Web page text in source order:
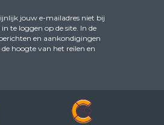
jouw e-mailadres niet bij
te loggen op de site. In de
en aankondigingen
hoogte van het reilen en